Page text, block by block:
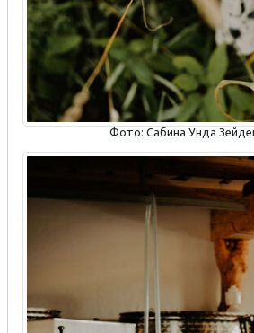
Фото: Сабина Унда